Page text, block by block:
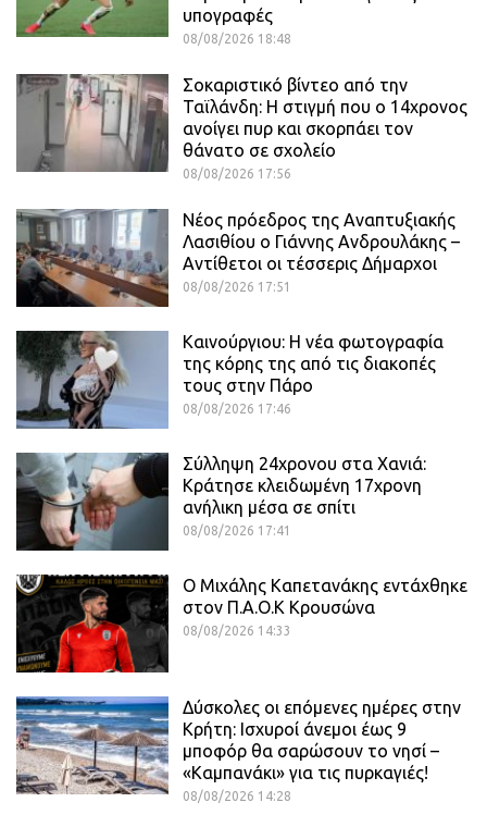
υπογραφές
08/08/2026 18:48
Σοκαριστικό βίντεο από την
Ταϊλάνδη: Η στιγμή που ο 14χρονος
ανοίγει πυρ και σκορπάει τον
θάνατο σε σχολείο
08/08/2026 17:56
Νέος πρόεδρος της Αναπτυξιακής
Λασιθίου ο Γιάννης Ανδρουλάκης –
Αντίθετοι οι τέσσερις Δήμαρχοι
08/08/2026 17:51
Καινούργιου: Η νέα φωτογραφία
της κόρης της από τις διακοπές
τους στην Πάρο
08/08/2026 17:46
Σύλληψη 24χρονου στα Χανιά:
Κράτησε κλειδωμένη 17χρονη
ανήλικη μέσα σε σπίτι
08/08/2026 17:41
O Mιχάλης Καπετανάκης εντάχθηκε
στον Π.Α.Ο.Κ Κρουσώνα
08/08/2026 14:33
Δύσκολες οι επόμενες ημέρες στην
Κρήτη: Ισχυροί άνεμοι έως 9
μποφόρ θα σαρώσουν το νησί –
«Καμπανάκι» για τις πυρκαγιές!
08/08/2026 14:28